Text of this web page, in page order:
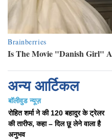
अन्य आर्टिकल
बॉलीवुड न्यूज़
रोहित शर्मा ने की 120 बहादुर के ट्रेलर
की तारीफ, कहा – दिल छू लेने वाला है
अनुभव